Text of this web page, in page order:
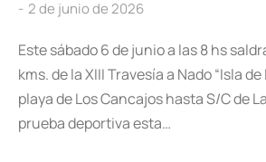
2 de junio de 2026
Este sábado 6 de junio a las 8 hs
kms. de la XIII Travesía a Nado “Isla de
playa de Los Cancajos hasta S/C de
prueba deportiva esta…